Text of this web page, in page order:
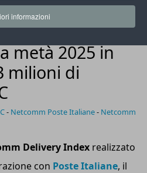
informazioni
totale delle spedizioni
metà 2025 in
milioni di
- Netcomm Poste Italiane- Netcomm
Delivery Index realizzato
con Poste Italiane, il